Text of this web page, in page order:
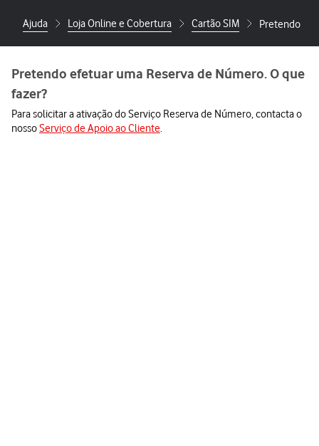
Ajuda Loja Online e Cobertura Cartão SIM Pretendo
Pretendo efetuar uma Reserva de Número. O que
fazer?
Para solicitar a ativação do Serviço Reserva de Número, contacta o
nossoServiço de Apoio ao Cliente.